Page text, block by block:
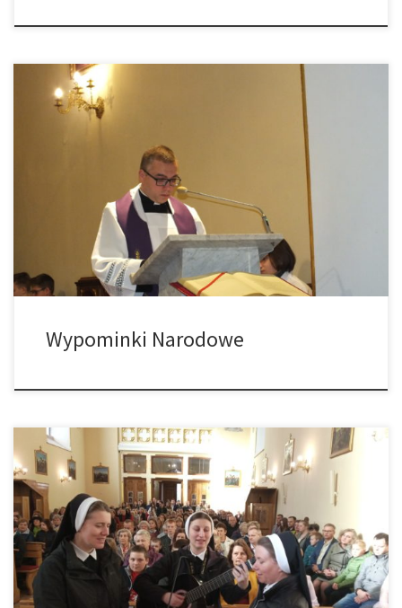
13. 11 br. w naszym kościele miały miejsce Wypominki Narodowe.
Czytano nazwiska bohaterów i męczenników, którzy zginęli w
obronie Ojczyzny. Modlono się za uczestników powstań,
dowódców i żołnierzy, za porwanych i męczonych. Inscenizacja
przygotowana została przez młodzież z naszej parafii wraz z ks.
Hubertem. Wieczny odpoczynek racz im dać Panie […]
Wypominki Narodowe
W dniu dzisiejszym parafię odwiedziły SS. ze Zgromadzenia
Córek Bożej Miłości. Zgromadzenie założyła w 1868 r. w Wiedniu
Matka Franciszka Lechner, jako odpowiedź na postępującą
migrację ze wsi do miast i związane z tym potrzeby opieki nad
tymi ludźmi. Obecnie siostry prowadzą szkoły, bursy dla
studentek, przedszkola, dwa domy pomocy […]